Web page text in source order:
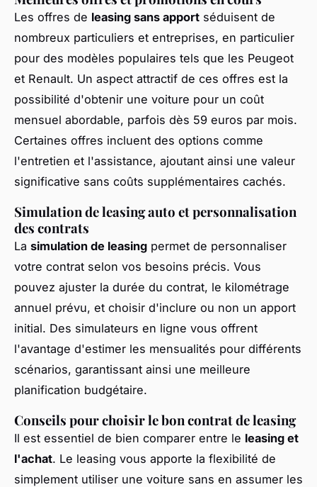
Les offres de leasing sans apport séduisent de
nombreux particuliers et entreprises, en particulier
pour des modèles populaires tels que les Peugeot
et Renault. Un aspect attractif de ces offres est la
possibilité d'obtenir une voiture pour un coût
mensuel abordable, parfois dès 59 euros par mois.
Certaines offres incluent des options comme
l'entretien et l'assistance, ajoutant ainsi une valeur
significative sans coûts supplémentaires cachés.
Simulation de leasing auto et personnalisation
des contrats
La simulation de leasing permet de personnaliser
votre contrat selon vos besoins précis. Vous
pouvez ajuster la durée du contrat, le kilométrage
annuel prévu, et choisir d'inclure ou non un apport
initial. Des simulateurs en ligne vous offrent
l'avantage d'estimer les mensualités pour différents
scénarios, garantissant ainsi une meilleure
planification budgétaire.
Conseils pour choisir le bon contrat de leasing
Il est essentiel de bien comparer entre le leasing et
l'achat. Le leasing vous apporte la flexibilité de
simplement utiliser une voiture sans en assumer les